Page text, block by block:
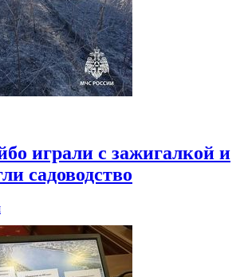
играли с зажигалкой и
садоводство